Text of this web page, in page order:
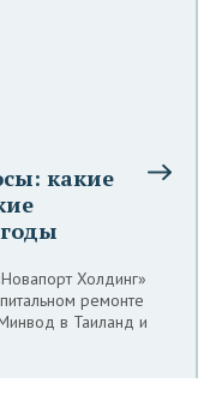
какие
Холдинг»
ремонте
в Таиланд и